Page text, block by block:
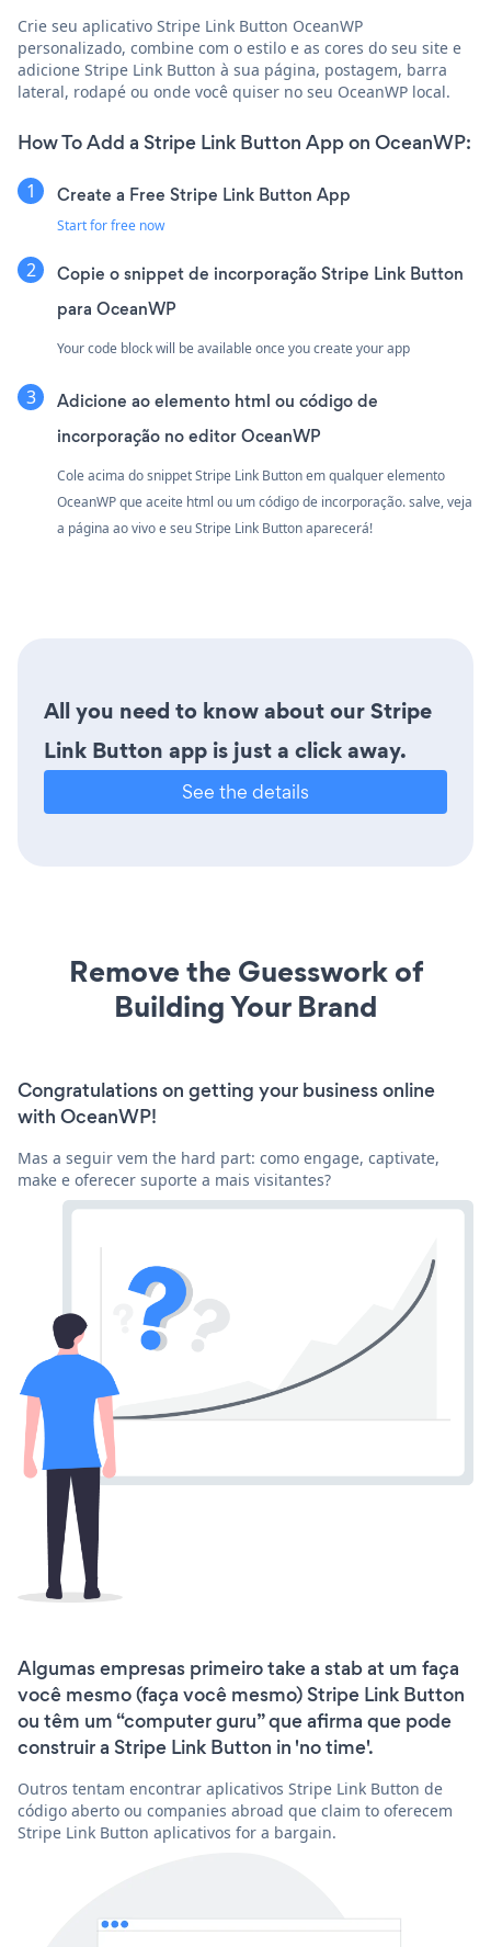
Crie seu aplicativo Stripe Link Button OceanWP
personalizado, combine com o estilo e as cores do seu site e
adicione Stripe Link Button à sua página, postagem, barra
lateral, rodapé ou onde você quiser no seu OceanWP local.
How To Add a Stripe Link Button App on OceanWP:
Create a Free Stripe Link Button App
Start for free now
Copie o snippet de incorporação Stripe Link Button
para OceanWP
Your code block will be available once you create your app
Adicione ao elemento html ou código de
incorporação no editor OceanWP
Cole acima do snippet Stripe Link Button em qualquer elemento
OceanWP que aceite html ou um código de incorporação. salve, veja
a página ao vivo e seu Stripe Link Button aparecerá!
All you need to know about our Stripe
Link Button app is just a click away.
See the details
Remove the Guesswork of
Building Your Brand
Congratulations on getting your business online
with OceanWP!
Mas a seguir vem the hard part: como engage, captivate,
make e oferecer suporte a mais visitantes?
Algumas empresas primeiro take a stab at um faça
você mesmo (faça você mesmo) Stripe Link Button
ou têm um “computer guru” que afirma que pode
construir a Stripe Link Button in 'no time'.
Outros tentam encontrar aplicativos Stripe Link Button de
código aberto ou companies abroad que claim to oferecem
Stripe Link Button aplicativos for a bargain.